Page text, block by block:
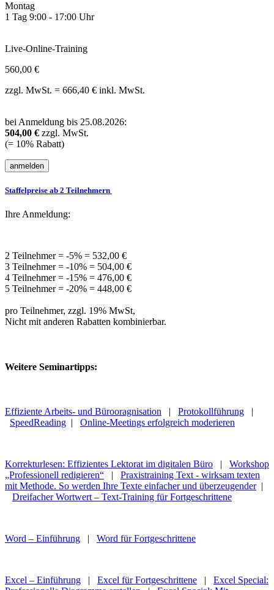
Montag
1 Tag 9:00 - 17:00 Uhr
Live-Online-Training
560,00 €
zzgl. MwSt. = 666,40 € inkl. MwSt.
bei Anmeldung bis 25.08.2026:
504,00 € zzgl. MwSt.
(= 10% Rabatt)
Staffelpreise ab 2 Teilnehmern
Ihre Anmeldung:
2 Teilnehmer = -5% = 532,00 €
3 Teilnehmer = -10% = 504,00 €
4 Teilnehmer = -15% = 476,00 €
5 Teilnehmer = -20% = 448,00 €
pro Teilnehmer, zzgl. 19% MwSt,
Nicht mit anderen Rabatten kombinierbar.
Weitere Seminartipps:
Effiziente Arbeits- und Bürooragnisation | Protokollführung |
SpeedReading | Online-Meetings erfolgreich moderieren
Korrekturlesen: Effizientes Lektorat im digitalen Büro | Workshop
„Professionell redigieren“ | Praxistraining Text - wirksam texten
mit Methode. So werden Ihre Texte einfacher und überzeugender|
Dreifacher Wortwert – Text-Training für Fortgeschrittene
Word – Einführung | Word für Fortgeschrittene
Excel – Einführung | Excel für Fortgeschrittene | Excel Special: